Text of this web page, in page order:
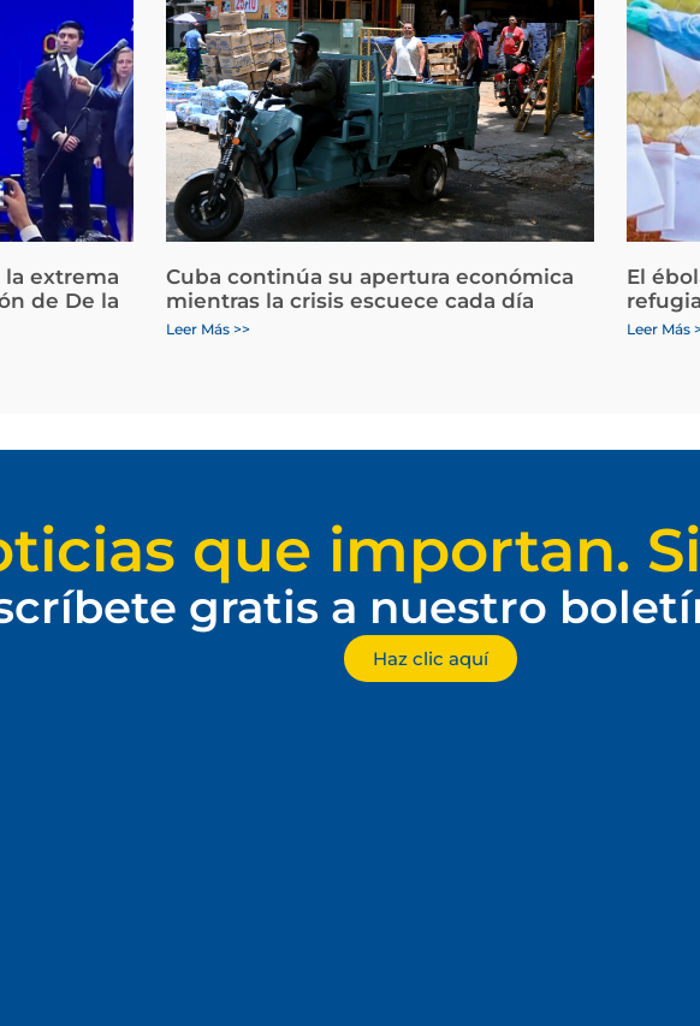
la extrema
de De la
Cuba continúa su apertura económica
mientras la crisis escuece cada día
Leer Más >>
El
Leer Más
que importan.
gratis a nuestro
Haz clic aquí